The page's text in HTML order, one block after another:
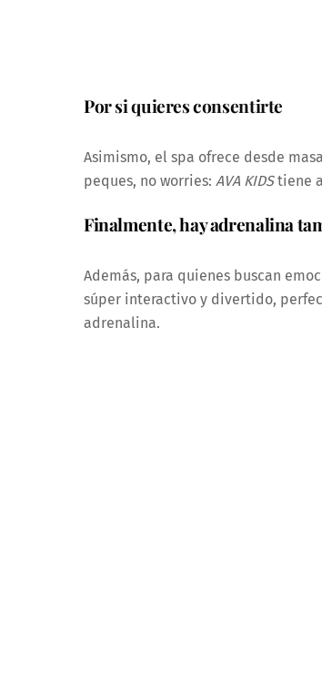
Por si quieres consentirte
Asimismo, el spa ofrece desde
peques, no worries: AVA KIDStiene
Finalmente, hay adrenalina
Además, para quienes buscan
súper interactivo y divertido,
adrenalina.